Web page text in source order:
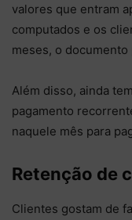
valores que entram
computados e os
meses, o documento
Além disso, ainda
pagamento
naquele mês para
Retenção de
Clientes gostam de